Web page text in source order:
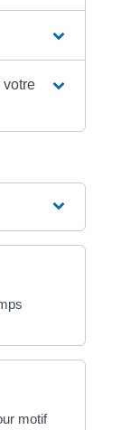
votre
motif